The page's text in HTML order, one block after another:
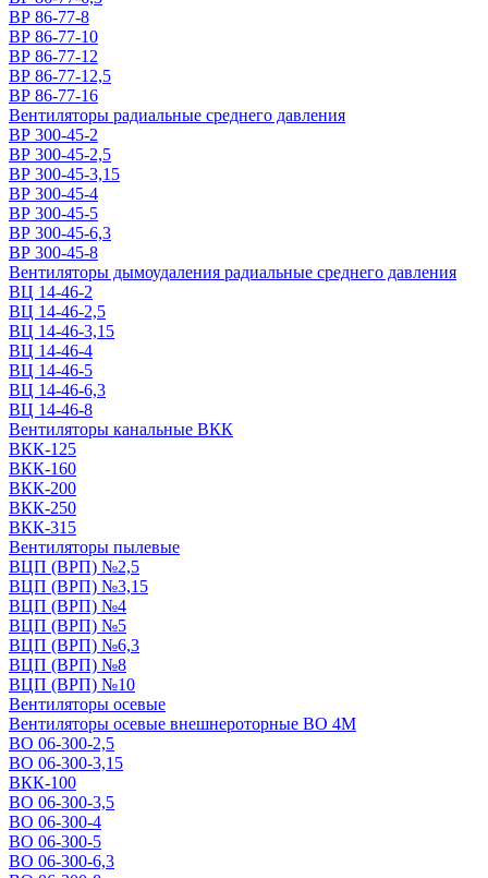
ВР 86-77-8
ВР 86-77-10
ВР 86-77-12
ВР 86-77-12,5
ВР 86-77-16
Вентиляторы радиальные среднего давления
ВР 300-45-2
ВР 300-45-2,5
ВР 300-45-3,15
ВР 300-45-4
ВР 300-45-5
ВР 300-45-6,3
ВР 300-45-8
Вентиляторы дымоудаления радиальные среднего давления
ВЦ 14-46-2
ВЦ 14-46-2,5
ВЦ 14-46-3,15
ВЦ 14-46-4
ВЦ 14-46-5
ВЦ 14-46-6,3
ВЦ 14-46-8
Вентиляторы канальные ВКК
ВКК-125
ВКК-160
ВКК-200
ВКК-250
ВКК-315
Вентиляторы пылевые
ВЦП (ВРП) №2,5
ВЦП (ВРП) №3,15
ВЦП (ВРП) №4
ВЦП (ВРП) №5
ВЦП (ВРП) №6,3
ВЦП (ВРП) №8
ВЦП (ВРП) №10
Вентиляторы осевые
Вентиляторы осевые внешнероторные ВО 4М
ВО 06-300-2,5
ВО 06-300-3,15
ВКК-100
ВО 06-300-3,5
ВО 06-300-4
ВО 06-300-5
ВО 06-300-6,3